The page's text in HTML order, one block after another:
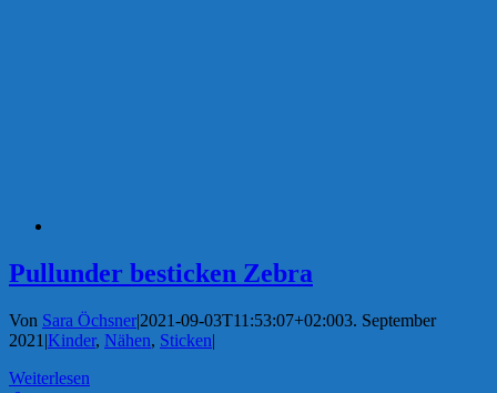
Pullunder besticken Zebra
Von Sara Öchsner|2021-09-03T11:53:07+02:003. September
2021 |Kinder, Nähen, Sticken|
Weiterlesen